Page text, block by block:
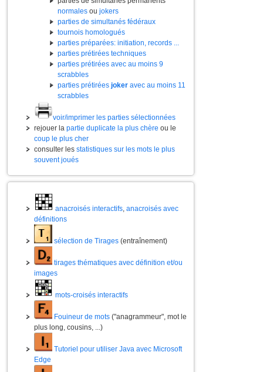
normales ou jokers
parties de simultanés fédéraux
tournois homologués
parties préparées: initiation, records ...
parties prétirées techniques
parties prétirées avec au moins 9
scrabbles
parties prétirées joker avec au moins 11
scrabbles
voir/imprimer les parties sélectionnées
rejouer la partie duplicate la plus chère ou le
coup le plus cher
consulter les statistiques sur les mots le plus
souvent joués
anacroisés interactifs, anacroisés avec
définitions
sélection de Tirages (entraînement)
tirages thématiques avec définition et/ou
images
mots-croisés interactifs
Fouineur de mots ("anagrammeur", mot le
plus long, cousins, ...)
Tutoriel pour utiliser Java avec Microsoft
Edge